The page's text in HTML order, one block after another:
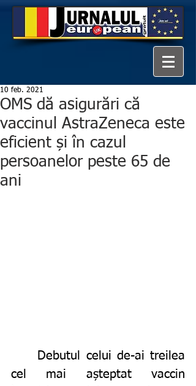
OMS dă asigurări că
vaccinul AstraZeneca este
eficient și în cazul
persoanelor peste 65 de
ani
10 feb. 2021
cel mai așteptat vaccin